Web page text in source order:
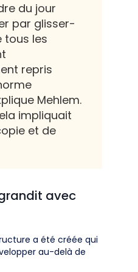
du jour
par glisser-
tous les
repris
Mehlem.
impliquait
et de
avec
a été créée qui
au-delà de